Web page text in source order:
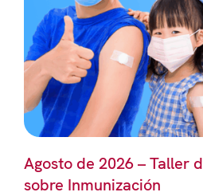
Agosto de 2026 – Taller
sobre Inmunización